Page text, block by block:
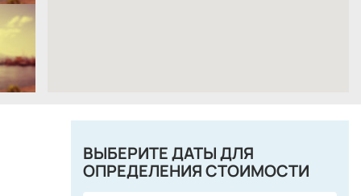
ВЫБЕРИТЕ ДАТЫ ДЛЯ
ОПРЕДЕЛЕНИЯ СТОИМОСТИ